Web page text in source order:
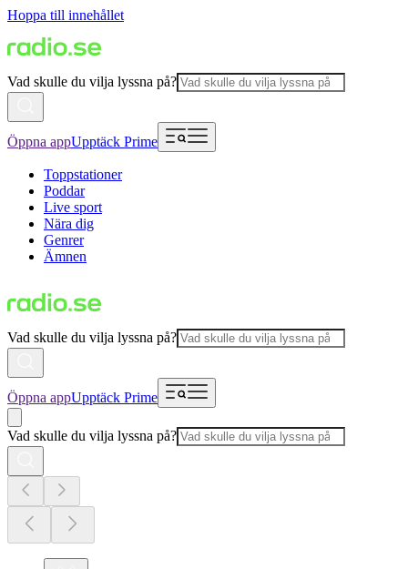
Hoppa till innehållet
Vad skulle du vilja lyssna på?
Öppna appUpptäck Prime
Toppstationer
Poddar
Live sport
Nära dig
Genrer
Ämnen
Vad skulle du vilja lyssna på?
Öppna appUpptäck Prime
Vad skulle du vilja lyssna på?